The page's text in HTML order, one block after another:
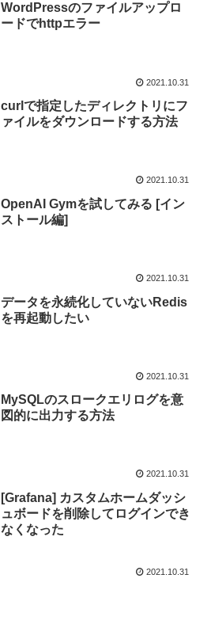
WordPressのファイルアップロ
ードでhttpエラー
2021.10.31
curlで指定したディレクトリにフ
ァイルをダウンロードする方法
2021.10.31
OpenAI Gymを試してみる [イン
ストール編]
2021.10.31
データを永続化していないRedis
を再起動したい
2021.10.31
MySQLのスロークエリログを意
図的に出力する方法
2021.10.31
[Grafana] カスタムホームダッシ
ュボードを削除してログインでき
なくなった
2021.10.31